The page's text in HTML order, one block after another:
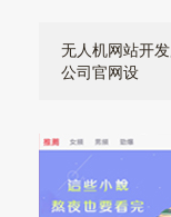
无人机网站开
公司官网设